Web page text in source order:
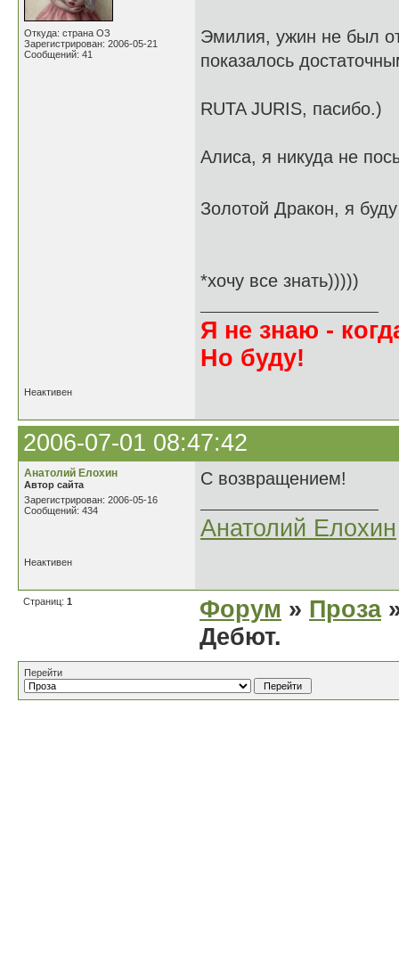
Откуда: страна ОЗ
Зарегистрирован: 2006-05-21
Сообщений: 41
Эмилия, ужин не был
показалось
RUTA JURIS, пасибо.)
Алиса, я никуда не
Золотой Дракон, я
*хочу все знать)))))
Я не знаю -
Но буду!
Неактивен
2006-07-01 08:47:42
Анатолий Елохин
Автор сайта
Зарегистрирован: 2006-05-16
Сообщений: 434
С возвращением!
Анатолий Елохин
Неактивен
Страниц: 1 Форум » Проза
Дебют.
Перейти